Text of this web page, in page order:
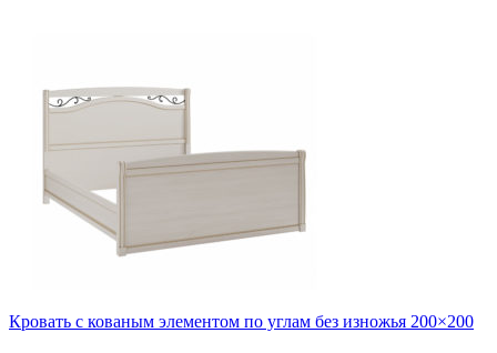
Кровать с кованым элементом по углам без изножья 200×200